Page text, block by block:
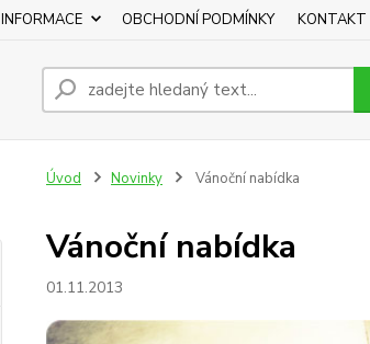
INFORMACE OBCHODNÍ PODMÍNKY KONTAKT
Úvod Novinky Vánoční nabídka
Vánoční nabídka
01.11.2013